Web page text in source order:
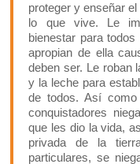
proteger y enseñar
lo que vive. Le
bienestar para
apropian de ella
deben ser. Le roban
y la leche para
de todos. Así
conquistadores
que les dio la vida,
privada de la
particulares, se